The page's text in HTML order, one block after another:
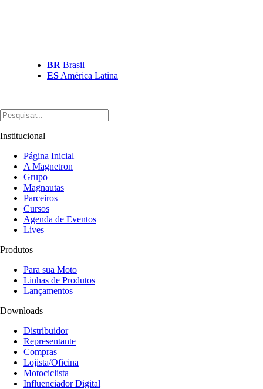
BR Brasil
ES América Latina
Institucional
Página Inicial
A Magnetron
Grupo
Magnautas
Parceiros
Cursos
Agenda de Eventos
Lives
Produtos
Para sua Moto
Linhas de Produtos
Lançamentos
Downloads
Distribuidor
Representante
Compras
Lojista/Oficina
Motociclista
Influenciador Digital